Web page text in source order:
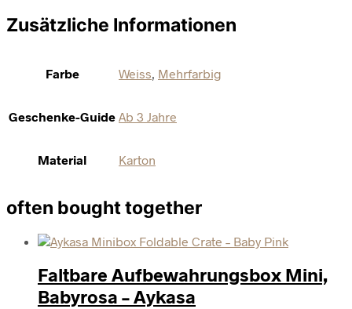
Zusätzliche Informationen
Farbe Weiss Mehrfarbig
Geschenke-Guide Ab 3 Jahre
Material Karton
often bought together
Faltbare Aufbewahrungsbox Mini,
Babyrosa – Aykasa